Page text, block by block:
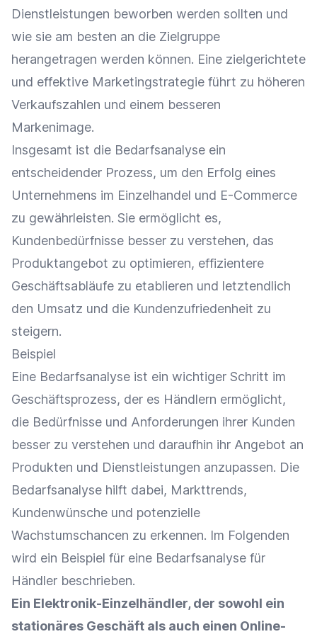
Dienstleistungen beworben werden sollten und
wie sie am besten an die Zielgruppe
herangetragen werden können. Eine zielgerichtete
und effektive Marketingstrategie führt zu höheren
Verkaufszahlen und einem besseren
Markenimage.
Insgesamt ist die Bedarfsanalyse ein
entscheidender Prozess, um den Erfolg eines
Unternehmens im Einzelhandel und E-Commerce
zu gewährleisten. Sie ermöglicht es,
Kundenbedürfnisse besser zu verstehen, das
Produktangebot zu optimieren, effizientere
Geschäftsabläufe zu etablieren und letztendlich
den Umsatz und die Kundenzufriedenheit zu
steigern.
Beispiel
Eine Bedarfsanalyse ist ein wichtiger Schritt im
Geschäftsprozess, der es Händlern ermöglicht,
die Bedürfnisse und Anforderungen ihrer Kunden
besser zu verstehen und daraufhin ihr Angebot an
Produkten und Dienstleistungen anzupassen. Die
Bedarfsanalyse hilft dabei, Markttrends,
Kundenwünsche und potenzielle
Wachstumschancen zu erkennen. Im Folgenden
wird ein Beispiel für eine Bedarfsanalyse für
Händler beschrieben.
Ein Elektronik-Einzelhändler, der sowohl ein
stationäres Geschäft als auch einen Online-